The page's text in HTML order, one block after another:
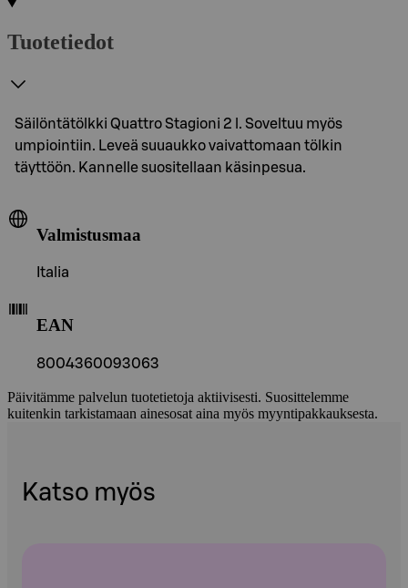
Tuotetiedot
Säilöntätölkki Quattro Stagioni 2 l. Soveltuu myös
umpiointiin. Leveä suuaukko vaivattomaan tölkin
täyttöön. Kannelle suositellaan käsinpesua.
Valmistusmaa
Italia
EAN
8004360093063
Päivitämme palvelun tuotetietoja aktiivisesti. Suosittelemme
kuitenkin tarkistamaan ainesosat aina myös myyntipakkauksesta.
Katso myös